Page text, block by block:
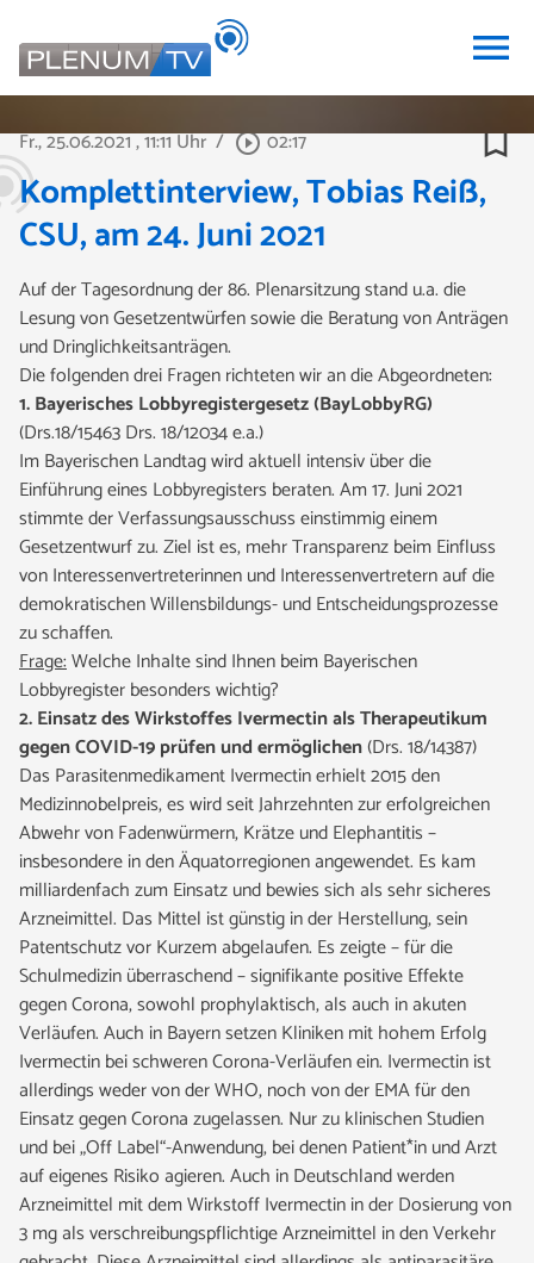
menu
Fr., 25.06.2021, 11:11 Uhr / play_circle_outline02:17 bookmark_border
Komplettinterview, Tobias Reiß,
CSU, am 24. Juni 2021
Auf der Tagesordnung der 86. Plenarsitzung stand u.a. die
Lesung von Gesetzentwürfen sowie die Beratung von Anträgen
und Dringlichkeitsanträgen.
Die folgenden drei Fragenrichteten wir an die Abgeordneten:
1. Bayerisches Lobbyregistergesetz (BayLobbyRG)
(Drs.18/15463 Drs. 18/12034 e.a.)
Im Bayerischen Landtag wird aktuell intensiv über die
Einführung eines Lobbyregisters beraten. Am 17. Juni 2021
stimmte der Verfassungsausschuss einstimmig einem
Gesetzentwurf zu. Ziel ist es, mehr Transparenz beim Einfluss
von Interessenvertreterinnen und Interessenvertretern auf die
demokratischen Willensbildungs- und Entscheidungsprozesse
zu schaffen.
Frage:Welche Inhalte sind Ihnen beim Bayerischen
Lobbyregister besonders wichtig?
2. Einsatz des Wirkstoffes Ivermectin als Therapeutikum
gegen COVID-19 prüfen und ermöglichen(Drs. 18/14387)
Das Parasitenmedikament Ivermectin erhielt 2015 den
Medizinnobelpreis, es wird seit Jahrzehnten zur erfolgreichen
Abwehr von Fadenwürmern, Krätze und Elephantitis –
insbesondere in den Äquatorregionen angewendet. Es kam
milliardenfach zum Einsatz und bewies sich als sehr sicheres
Arzneimittel. Das Mittel ist günstig in der Herstellung, sein
Patentschutz vor Kurzem abgelaufen. Es zeigte – für die
Schulmedizin überraschend – signifikante positive Effekte
gegen Corona, sowohl prophylaktisch, als auch in akuten
Verläufen. Auch in Bayern setzen Kliniken mit hohem Erfolg
Ivermectin bei schweren Corona-Verläufen ein. Ivermectin ist
allerdings weder von der WHO, noch von der EMA für den
Einsatz gegen Corona zugelassen. Nur zu klinischen Studien
und bei „Off Label“-Anwendung, bei denen Patient*in und Arzt
auf eigenes Risiko agieren. Auch in Deutschland werden
Arzneimittel mit dem Wirkstoff Ivermectin in der Dosierung von
3 mg als verschreibungspflichtige Arzneimittel in den Verkehr